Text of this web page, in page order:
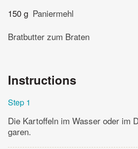
150 g Paniermehl
Bratbutter zum Braten
Instructions
Step 1
Die Kartoffeln im Wasser oder im
garen.